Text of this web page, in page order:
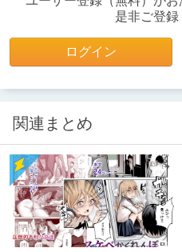
是非ご登録
ログイン
関連まとめ